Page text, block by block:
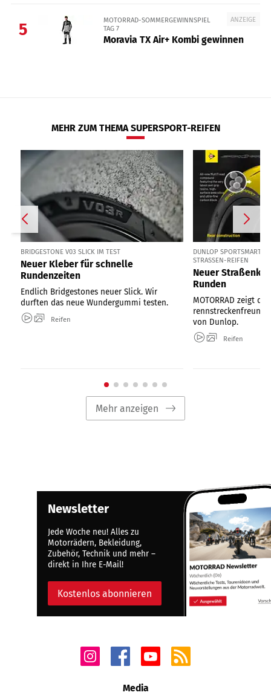
5
ANZEIGE
MOTORRAD-SOMMERGEWINNSPIEL
TAG 7
Moravia TX Air+ Kombi gewinnen
MEHR ZUM THEMA SUPERSPORT-REIFEN
BRIDGESTONE V03 SLICK IM TEST
Neuer Kleber für schnelle
Rundenzeiten
Endlich Bridgestones neuer Slick. Wir
durften das neue Wundergummi testen.
Reifen
DUNLOP SPORTSMART
STRASSEN-REIFEN
Neuer
Runden
MOTORRAD zeigt
von Dunlop.
Reifen
Mehr anzeigen
Newsletter
Jede Woche neu! Alles zu
Motorrädern, Bekleidung,
Zubehör, Technik und mehr –
direkt in Ihre E-Mail!
Kostenlos abonnieren
Media